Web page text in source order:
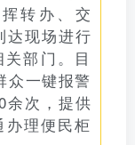
转办、交
达现场进行
部门。目
众一键报警
余次，提供
理便民柜